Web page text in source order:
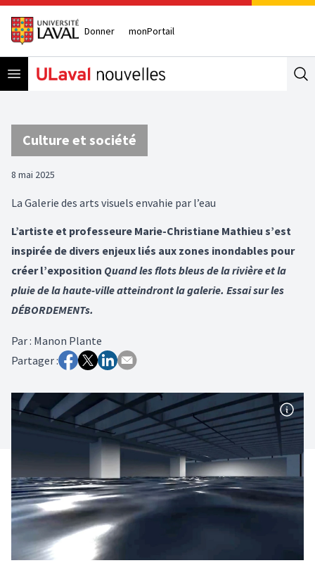
Donner monPortail
Open menu
Culture et société
8 mai 2025
La Galerie des arts visuels envahie par l’eau
L’artiste et professeure Marie-Christiane Mathieu s’est
inspirée de divers enjeux liés aux zones inondables pour
créer l’exposition Quand les flots bleus de la rivière et la
pluie de la haute-ville atteindront la galerie. Essai sur les
DÉBORDEMENTs.
Par: Manon Plante
Partager :